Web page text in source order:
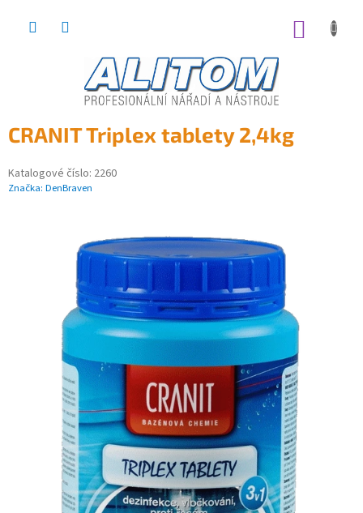
CRANIT Triplex tablety 2,4kg
Katalogové číslo: 2260
Značka: DenBraven